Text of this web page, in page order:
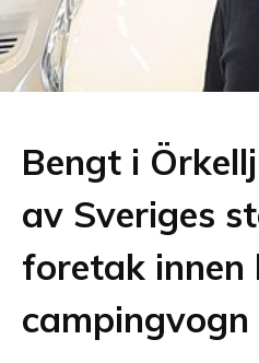
Bengt i
av Sveriges
foretak innen
campingvogn